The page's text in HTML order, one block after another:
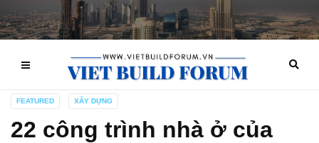
FEATURED XÂY DỰNG
22 công trình nhà ở của